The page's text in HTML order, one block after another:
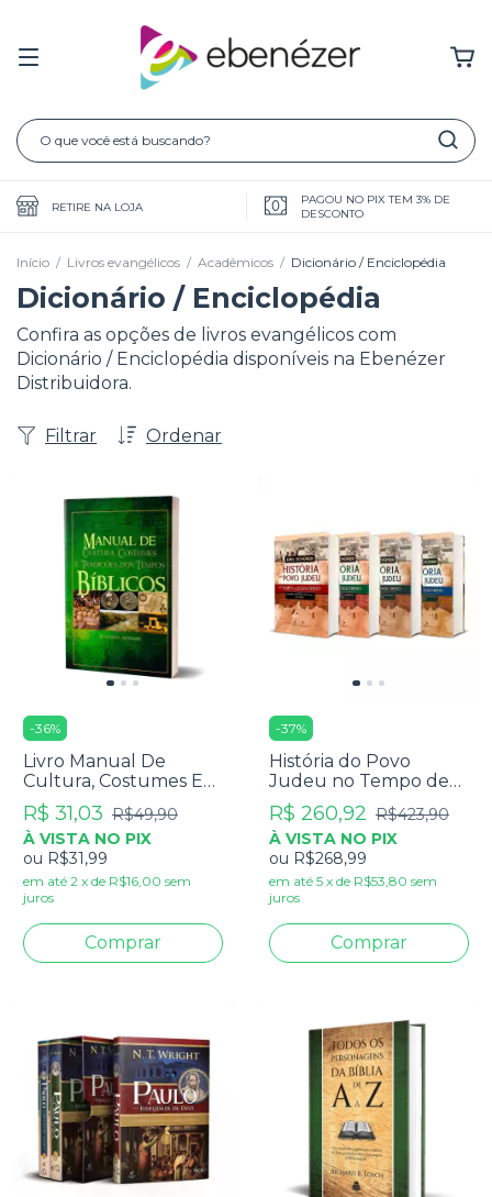
RETIRE NA LOJA
PAGOU NO PIX TEM 3% DE
DESCONTO
Início / Livros evangélicos / Acadêmicos / Dicionário / Enciclopédia
Dicionário / Enciclopédia
Confira as opções de livros evangélicos com
Dicionário / Enciclopédia disponíveis na Ebenézer
Distribuidora.
Ordenar
Filtrar
-36%
Livro Manual De
Cultura, Costumes E
Tradições Dos Tempos
Bíblicos - Leonardo
Andrade
R$ 31,03 R$49,90
À VISTA NO PIX
ou R$31,99
em até 2 x de R$16,00 sem
juros
-37%
História do Povo
Judeu no Tempo de
Jesus Cristo - Emil
Schürer - Coleção
Completa Vol. 1 ao 4
R$ 260,92 R$423,90
À VISTA NO PIX
ou R$268,99
em até 5 x de R$53,80 sem
juros